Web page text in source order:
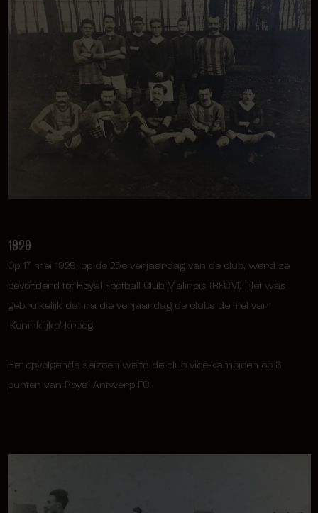
1929
Op 17 mei 1929, op de 25e verjaardag van de club, werd ze
bevorderd tot Royal Football Club Malinois (RFCM). Het was
gebruikelijk dat na die verjaardag de clubs de titel van
‘Koninklijke’ kreeg.
Het opvolgende seizoen werd de club vice-kampioen op 3
punten van Royal Antwerp FC.